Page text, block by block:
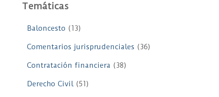
Temáticas
Baloncesto (13)
Comentarios jurisprudenciales (36)
Contratación financiera (38)
Derecho Civil(51)